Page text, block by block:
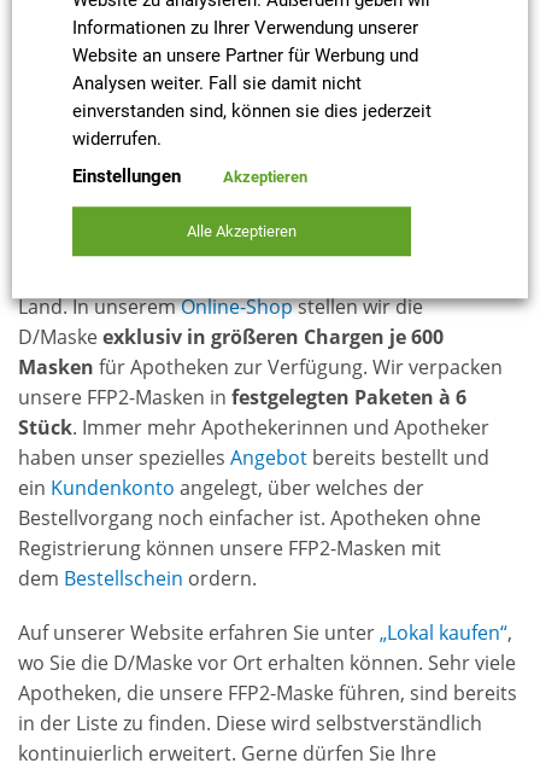
vergangenen Wochen einen großen Vorrat an FFP2-
Masken zulegen. Sie wollten für den großen Ansturm,
der durch die kostenlose Ausgabe von 3 FFP2-Masken
an berechtigte Bürger vor Weihnachten ausgelöst
Schutzmasken auf Berechtigungsscheine folgte ab
Anfang Januar und löste einen erneuten Andrang aus.
Wir beliefern seit Beginn der Aktion der
Land. In unseremOnline-Shopstellen wir die
D/Maskeexklusiv in größeren Chargen je 600
Masken für Apotheken zur Verfügung. Wir verpacken
unsere FFP2-Masken in festgelegten Paketen à 6
Stück. Immer mehr Apothekerinnen und Apotheker
haben unser spezielles Angebot bereits bestellt und
ein Kundenkonto angelegt, über welches der
Bestellvorgang noch einfacher ist. Apotheken ohne
Registrierung können unsere FFP2-Masken mit
dem Bestellschein ordern.
Auf unserer Website erfahren Sie unter„Lokal kaufen“,
wo Sie die D/Maske vor Ort erhalten können. Sehr viele
Apotheken, die unsere FFP2-Maske führen, sind bereits
in der Liste zu finden. Diese wird selbstverständlich
kontinuierlich erweitert. Gerne dürfen Sie Ihre
Informationen zu Ihrer Verwendung unserer
Website an unsere Partner für Werbung und
Analysen weiter. Fall sie damit nicht
einverstanden sind, können sie dies jederzeit
widerrufen.
Einstellungen
Akzeptieren
Alle Akzeptieren